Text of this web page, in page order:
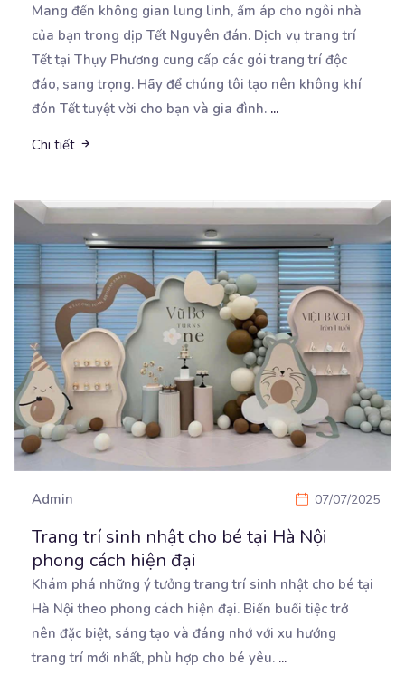
Mang đến không gian lung linh, ấm áp cho ngôi nhà
của bạn trong dịp Tết Nguyên đán. Dịch vụtrang trí
Tết tại Thụy Phương cung cấp các gói trang trí độc
đáo, sang trọng. Hãy để chúng tôi tạo nên không khí
đón Tết tuyệt vời cho bạn và gia đình. ...
Chi tiết
Admin 07/07/2025
Trang trí sinh nhật cho bé tại Hà Nội
phong cách hiện đại
Khám phá những ý tưởng trang trí sinh nhật cho bé tại
Hà Nội theo phong cách hiện đại. Biến buổi tiệc trở
nên đặc biệt, sáng tạo và đáng nhớ với xu hướng
trang trí mới nhất, phù hợp cho bé yêu. ...